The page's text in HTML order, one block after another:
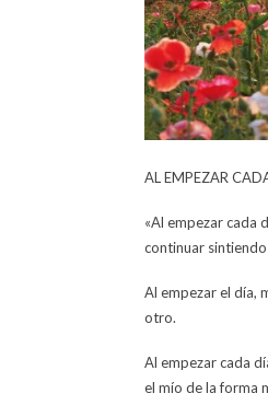
AL EMPEZAR
«Al empezar cada
continuar
Al empezar el día,
otro.
Al empezar cada
el mío de la forma